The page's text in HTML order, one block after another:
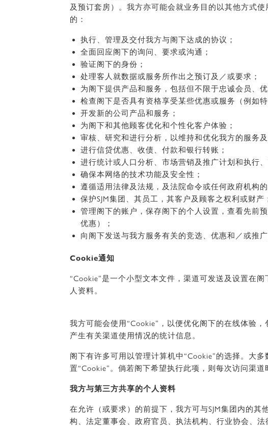
及预订套房）。我方亦可能会就业务目的以其他方式
的：
执行、管理及交付我方与阁下达成的协议；
全面回应阁下的询问、要求或沟通；
验证阁下的身份；
处理客人就数据或服务所作出之预订及／或要求；
为阁下提供产品和服务，包括但不限于忠诚会员、
检查阁下是否具有资格享受某些优惠或服务（例如
开发新的公司产品和服务；
为阁下和其他顾客优化和个性化客户体验；
审核、研究和进行分析，以维持和优化我方的服务
进行信贷优惠、收债、付款和银行转账；
进行统计或人口分析、市场营销及推广计划和执行
确保本网络的技术功能及安全性；
遵循适用法律及法规，及法院命令或任何政府机构
保护SJM集团、其员工，其客户及顾客之权利或财产
管理阁下的账户，保存阁下的个人设置，查看先前
优惠）；
向阁下发送与我方服务有关的竞选、优惠和／或推
Cookie通知
“Cookie”是一个小型文本文件，渠道可发送及设置在
人资料。
我方可能会使用“Cookie”，以便优化阁下的在线体验
产生有关渠道使用情况的统计信息。
阁下有许多可用以管理计算机中“Cookie”的选择。大
置“Cookie”。倘若阁下希望执行此项，则每次访问渠
我方与第三方共享的个人资料
在允许（或要求）的前提下，我方可与SJM集团内的
构、法定董事会、政府官员、执法机构、行业协会、